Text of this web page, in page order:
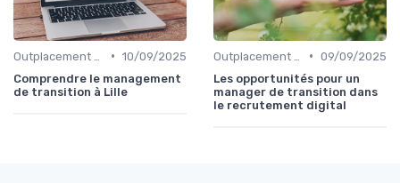
• 10/09/2025
Comprendre le management
de transition à Lille
• 09/09/2025
Les opportunités pour un
manager de transition dans
le recrutement digital